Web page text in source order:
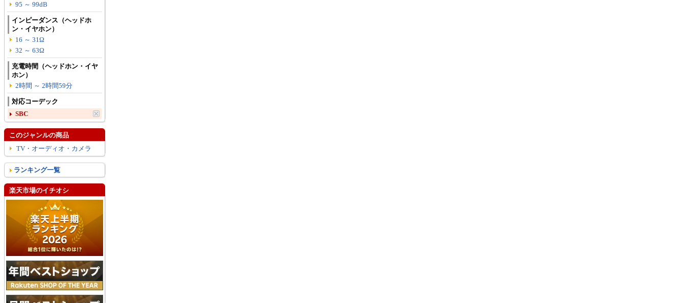
95 ～ 99dB
インピーダンス（ヘッドホ
ン・イヤホン）
16 ～ 31Ω
32 ～ 63Ω
充電時間（ヘッドホン・イヤ
ホン）
2時間 ～ 2時間59分
対応コーデック
SBC
このジャンルの商品
TV・オーディオ・カメラ
ランキング一覧
楽天市場のイチオシ